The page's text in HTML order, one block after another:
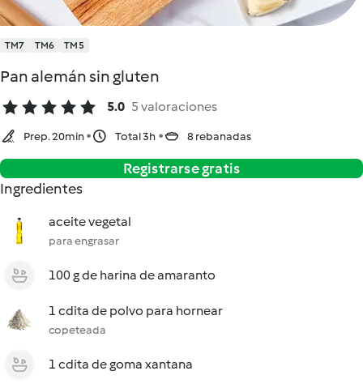
TM7 TM6 TM5
Pan alemán sin gluten
5.0 5 valoraciones
Prep. 20min Total 3h 8 rebanadas
Registrarse gratis
Ingredientes
aceite vegetal
para engrasar
100 g de harina de amaranto
1 cdita de polvo para hornear
copeteada
1 cdita de goma xantana